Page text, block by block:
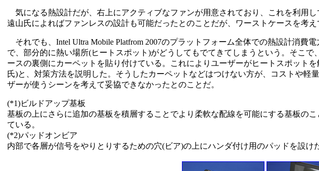
気になる熱設計だが、右上にアクティブなファンが用意されており、これを利用し
遠山氏によればファンレスの設計も可能だったとのことだが、ワーストケースを考
それでも、Intel Ultra Mobile Platfrom 2007のプラットフォーム全体での熱設計消費
で、部分的に熱い場所(ヒートスポット)がどうしてもでてきてしまうという。そこ
ースの裏側にカーペットを貼り付けている。これによりユーザーがヒートスポット
氏)と、対策方法を説明した。そうしたカーペットなどはつけない方が、コストや軽
ザーが使うシーンを考えて妥協できなかったとのことだ。
(*1)ビルドアップ基板
基板の上にさらに追加の基板を積層することでより柔軟な配線を可能にする基板の
ている。
(*2)パッドオンビア
内部で各層が信号をやりとりするための穴(ビア)の上にハンダ付け用のパッドを設け